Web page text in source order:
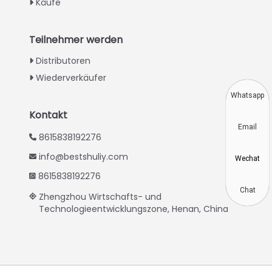
Käufe
Teilnehmer werden
Distributoren
Wiederverkäufer
Kontakt
8615838192276
info@bestshuliy.com
8615838192276
Zhengzhou Wirtschafts- und
Technologieentwicklungszone, Henan, China
Russian
Chinese
Japanese
Whatsapp
Email
Wechat
Chat